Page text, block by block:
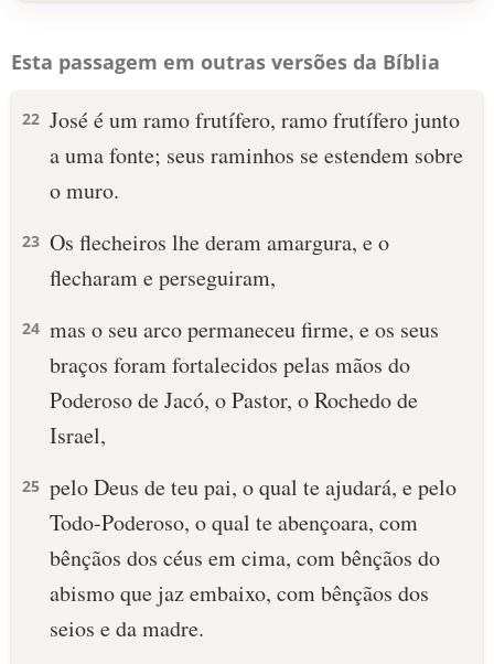
Esta passagem em outras versões da Bíblia
22 José é um ramo frutífero, ramo frutífero junto
a uma fonte; seus raminhos se estendem sobre
o muro.
23 Os flecheiros lhe deram amargura, e o
flecharam e perseguiram,
24 mas o seu arco permaneceu firme, e os seus
braços foram fortalecidos pelas mãos do
Poderoso de Jacó, o Pastor, o Rochedo de
Israel,
25 pelo Deus de teu pai, o qual te ajudará, e pelo
Todo-Poderoso, o qual te abençoara, com
bênçãos dos céus em cima, com bênçãos do
abismo que jaz embaixo, com bênçãos dos
seios e da madre.